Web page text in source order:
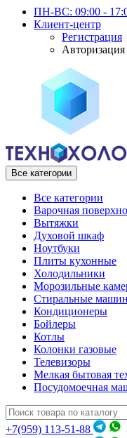
ПН-ВС: 09:00 -
Клиент-центр
Регистрация
Авторизация
Все категории
Все категории
Варочная
Вытяжки
Духовой шкаф
Ноутбуки
Плиты кухонные
Холодильники
Морозильные
Стиральные
Кондиционеры
Бойлеры
Котлы
Колонки газовые
Телевизоры
Мелкая бытовая
Посудомоечная
+7(959) 113-51-88